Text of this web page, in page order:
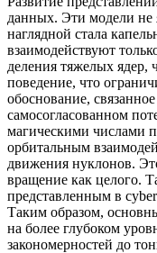
данных. Эти модели не
наглядной стала
взаимодействуют
деления тяжелых ядер,
поведение, что
обоснование,
самосогласованном
магическими числами
орбитальным
движения нуклонов.
вращение как целого.
представленным в
Таким образом,
на более глубоком
закономерностей до